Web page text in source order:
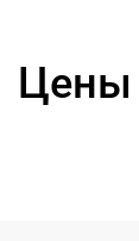
Цены